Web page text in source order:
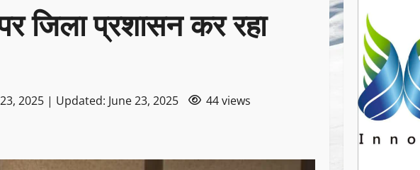
जिला प्रशासन कर रहा
2025 | Updated: June 23, 2025 44 views